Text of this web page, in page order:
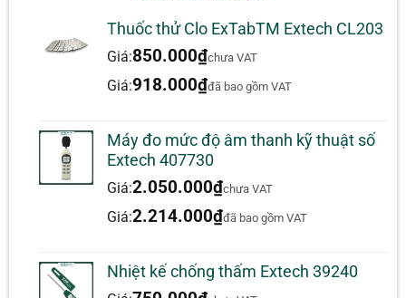
Thuốc thử Clo ExTabTM Extech CL203
Giá:850.000₫chưa VAT
Giá:918.000₫đã bao gồm VAT
Máy đo mức độ âm thanh kỹ thuật số
Extech 407730
Giá:2.050.000₫chưa VAT
Giá:2.214.000₫đã bao gồm VAT
Nhiệt kế chống thấm Extech 39240